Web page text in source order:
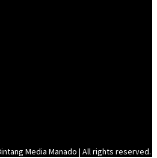
Media Manado | All rights reserved.